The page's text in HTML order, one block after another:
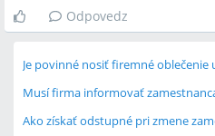
Odpovedz
Je povinné nosiť firemné oblečenie
Musí firma informovať
Ako získať odstupné pri zmene